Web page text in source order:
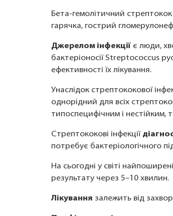
Бета-гемолітичний
гарячка, гострий
Джерелом інфекції є люди,
бактеріоносії Streptococcus
ефективності їх лікування.
Унаслідок стрептококової
однорідний для всіх
типоспецифічним і нестійким,
Стрептококові інфекції
потребує бактеріологічного
На сьогодні у світі
результату через 5–10 хвилин.
Лікування залежить від